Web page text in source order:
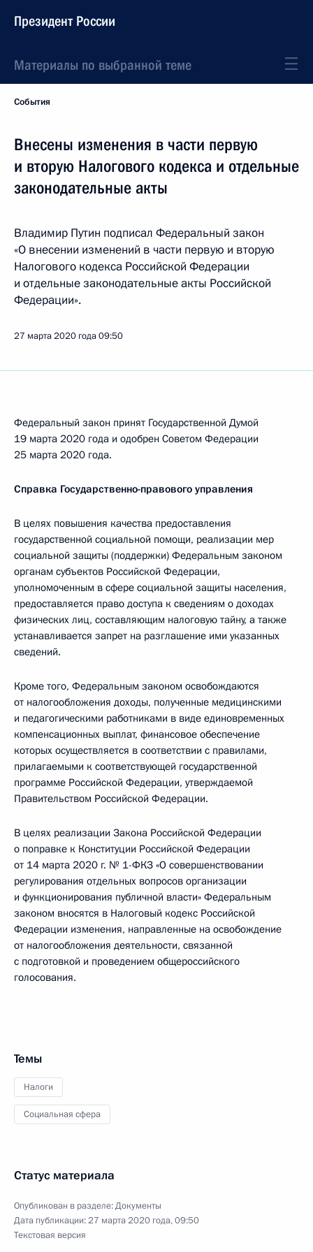
Президент России
Материалы по выбранной теме
События
Внесены изменения в части первую
и вторую Налогового кодекса и отдельные
законодательные акты
Владимир Путин подписал Федеральный закон
«О внесении изменений в части первую и вторую
Налогового кодекса Российской Федерации
и отдельные законодательные акты Российской
Федерации».
27 марта 2020 года09:50
Федеральный закон принят Государственной Думой
19 марта 2020 года и одобрен Советом Федерации
25 марта 2020 года.
Справка Государственно-правового управления
В целях повышения качества предоставления
государственной социальной помощи, реализации мер
социальной защиты (поддержки) Федеральным законом
органам субъектов Российской Федерации,
уполномоченным в сфере социальной защиты населения,
предоставляется право доступа к сведениям о доходах
физических лиц, составляющим налоговую тайну, а также
устанавливается запрет на разглашение ими указанных
сведений.
Кроме того, Федеральным законом освобождаются
от налогообложения доходы, полученные медицинскими
и педагогическими работниками в виде единовременных
компенсационных выплат, финансовое обеспечение
которых осуществляется в соответствии с правилами,
прилагаемыми к соответствующей государственной
программе Российской Федерации, утверждаемой
Правительством Российской Федерации.
В целях реализации Закона Российской Федерации
о поправке к Конституции Российской Федерации
от 14 марта 2020 г. № 1-ФКЗ «О совершенствовании
регулирования отдельных вопросов организации
и функционирования публичной власти» Федеральным
законом вносятся в Налоговый кодекс Российской
Федерации изменения, направленные на освобождение
от налогообложения деятельности, связанной
с подготовкой и проведением общероссийского
голосования.
Темы
Налоги
Социальная сфера
Статус материала
Опубликован в разделе:Документы
Дата публикации:27 марта 2020 года, 09:50
Текстовая версия